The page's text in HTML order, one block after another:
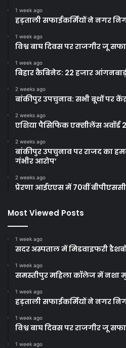
1 week ago
हड़ताली सफाईकर्मियों ने नगर
1 week ago
विश्व बाघ दिवस पर राजगीर जू
1 week ago
बिहार कैबिनेट: 22 हजार
2 weeks ago
बांकीपुर उपचुनाव: सभी बूथों पर
2 weeks ago
एशिया पैसिफिक एक्सीलेंस अवॉर्ड
2 weeks ago
बांकीपुर उपचुनाव पर राजद का
गंभीर आरोप’
2 weeks ago
प्रेरणा आईएएस में 70वीं
Most Viewed Posts
1 week ago
सदर अस्पताल में मिडवाइफरी
1 week ago
समस्तीपुर महिला कॉलेज में नशा
1 week ago
हड़ताली सफाईकर्मियों ने नगर
1 week ago
विश्व बाघ दिवस पर राजगीर जू
1 week ago